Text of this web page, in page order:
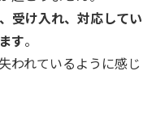
受け入れ、対応してい
す。
われているように感じ